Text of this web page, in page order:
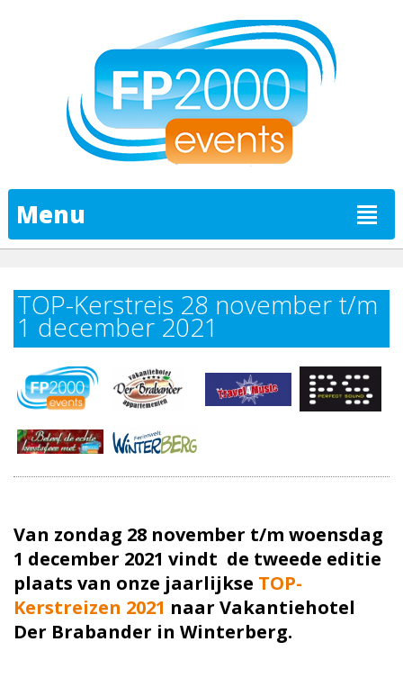
Menu
TOP-Kerstreis 28 november t/m
1 december 2021
Van zondag 28 november t/m woensdag
1 december 2021 vindt de tweede editie
plaats van onze jaarlijkse TOP-
Kerstreizen 2021 naar Vakantiehotel
Der Brabander in Winterberg.